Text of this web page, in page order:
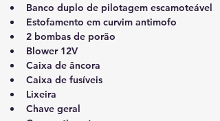
Banco duplo de pilotagem escamoteável
Estofamento em curvim antimofo
2 bombas de porão
Blower 12V
Caixa de âncora
Caixa de fusíveis
Lixeira
Chave geral